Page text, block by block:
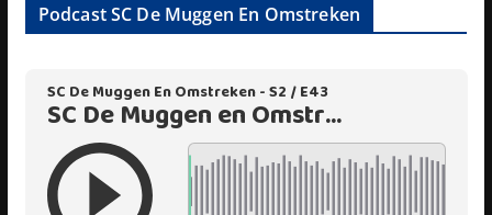
Podcast SC De Muggen En Omstreken